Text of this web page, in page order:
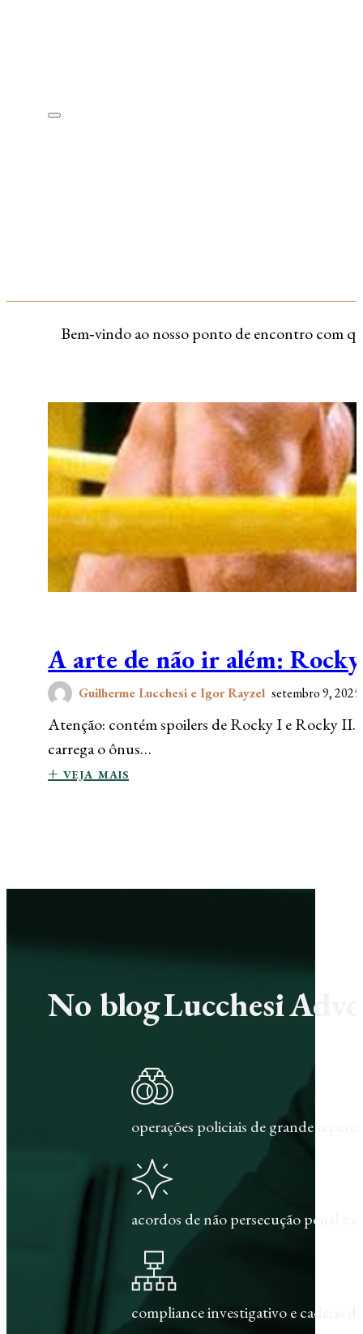
Bem‑vindo ao nosso ponto de encontro com
A arte de não ir além:
Guilherme Lucchesi e Igor Rayzel setembro 9, 2025
Atenção: contém spoilers de Rocky I e Rocky II.
carrega o ônus…
+ veja mais
No blog Lucchesi
operações policiais de grande
acordos de não persecução penal e
compliance investigativo e cadeias